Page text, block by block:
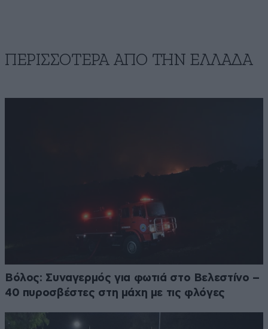
ΠΕΡΙΣΣΟΤΕΡΑ ΑΠΟ ΤΗΝ ΕΛΛΑΔΑ
Βόλος: Συναγερμός για φωτιά στο Βελεστίνο –
40 πυροσβέστες στη μάχη με τις φλόγες